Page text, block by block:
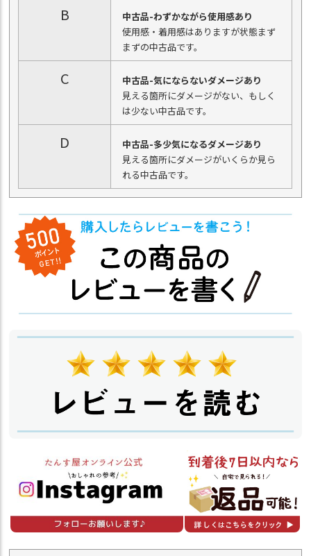
B
中古品-わずかながら使用感あり
使用感・着用感はありますが状態まず
まずの中古品です。
C
中古品-気にならないダメージあり
見える箇所にダメージがない、もしく
は少ない中古品です。
D
中古品-多少気になるダメージあり
見える箇所にダメージがいくらか見ら
れる中古品です。